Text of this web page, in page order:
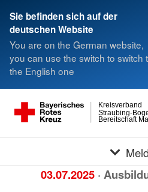
Sie befinden sich auf der
deutschen Website
You are on the German website,
you can use the switch to switch
the English one
Bereitschaft
Straubing-
Kreisverband
03.07.2025 ·